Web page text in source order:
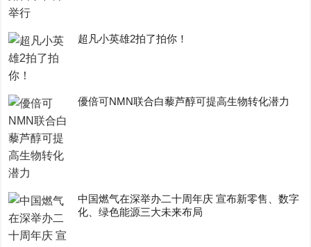
超凡小英雄2拍了拍你！
優倍可NMN联合白藜芦醇可提高生物转化潜力
中国燃气在深举办二十周年庆 宣布新零售、数字
化、绿色能源三大未来布局